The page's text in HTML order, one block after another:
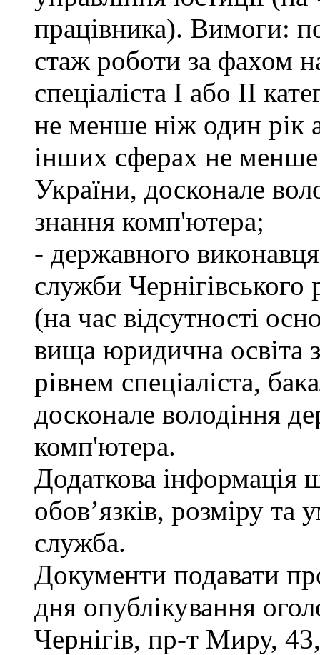
працівника). Вимоги:
стаж роботи за фахом
спеціаліста І або ІІ
не менше ніж один рік
інших сферах не
України, досконале
знання комп'ютера;
- державного
служби Чернігівського
(на час відсутності
вища юридична освіта
рівнем спеціаліста,
досконале володіння
комп'ютера.
Додаткова інформація
обов’язків, розміру та
служба.
Документи подавати
дня опублікування
Чернігів, пр-т Миру,